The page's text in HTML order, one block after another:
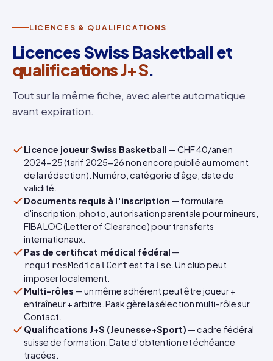
LICENCES & QUALIFICATIONS
Licences Swiss Basketball et
qualifications J+S.
Tout sur la même fiche, avec alerte automatique
avant expiration.
Licence joueur Swiss Basketball — CHF 40/an en
2024-25 (tarif 2025-26 non encore publié au moment
de la rédaction). Numéro, catégorie d'âge, date de
validité.
Documents requis à l'inscription — formulaire
d'inscription, photo, autorisation parentale pour mineurs,
FIBA LOC (Letter of Clearance) pour transferts
internationaux.
Pas de certificat médical fédéral —
requiresMedicalCertest false . Un club peut
imposer localement.
Multi-rôles — un même adhérent peut être joueur +
entraîneur + arbitre. Paak gère la sélection multi-rôle sur
Contact.
Qualifications J+S (Jeunesse+Sport) — cadre fédéral
suisse de formation. Date d'obtention et échéance
tracées.